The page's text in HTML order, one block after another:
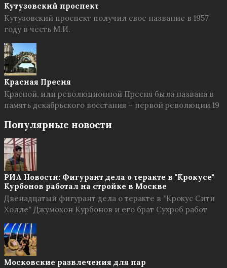
Кутузовский проспект
Кутузовский проспект получил свое название в 1957
году в честь М.И.
Красная Пресня
Красной, или революционной Пресня была названа в
память декабрьского восстания – первой революции 19
Популярные новости
РИА Новости: Фигурант дела о теракте в "Крокусе"
Курбонов работал на стройке в Москве
Двенадцатый фигурант дела о теракте в "Крокус Сити
Холле" Джумохон Курбонов и его брат Сухроб работ
Московские развлечения для пар